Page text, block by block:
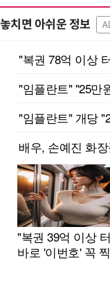
놓치면 아쉬운 정보